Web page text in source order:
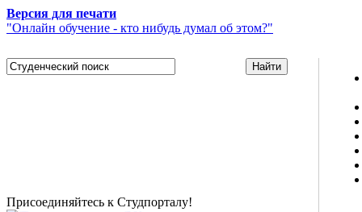
Версия для печати
"Онлайн обучение - кто нибудь думал об этом?"
Присоединяйтесь к Студпорталу!